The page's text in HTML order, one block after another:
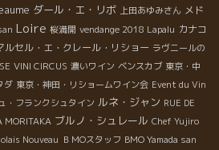
ダール・エ・リボ 上田あゆみさん メド
Loire 桜満開 vendange 2018 Lapalu カナコ
ルセル・エ・クレール・リショー ラヴニールの
VINI CIRCUS 濃いワイン ベンスカブ 東京・中
ダ 東京・神田・リショームワイン会 Event du Vin
・フランクシュタイン ルネ・ジャン RUE DE
MORITAKA ブルノ・シュレール Chef Yujiro
Nouveau ＢＭОスタッフ BMO Yamada san